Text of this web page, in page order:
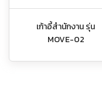
เก้าอี้สำนักงาน รุ่น
MOVE-02